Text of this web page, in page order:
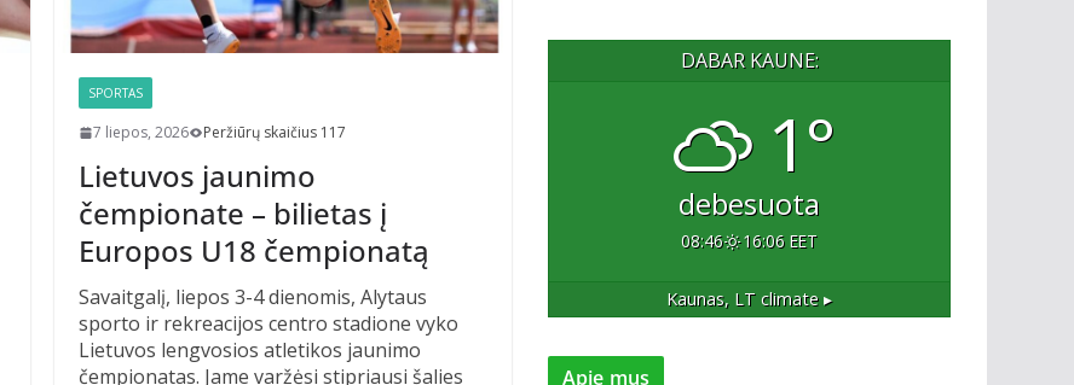
SPORTAS
7 liepos, 2026 Peržiūrų skaičius 117
Lietuvos jaunimo
čempionate – bilietas į
Europos U18 čempionatą
Savaitgalį, liepos 3-4 dienomis, Alytaus
sporto ir rekreacijos centro stadione vyko
Lietuvos lengvosios atletikos jaunimo
čempionatas. Jame varžėsi stipriausi šalies
DABAR KAUNE:
1°
debesuota
08:46 16:06 EET
Kaunas, LT climate ▸
Apie mus